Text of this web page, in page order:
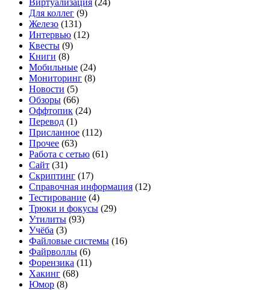
Для коллег (9)
Железо (131)
Интервью (12)
Квесты (9)
Книги (8)
Мобильные (24)
Мониторинг (8)
Новости (5)
Обзоры (66)
Оффтопик (24)
Перевод (1)
Присланное (112)
Прочее (63)
Работа с сетью (61)
Сайт (31)
Скриптинг (17)
Справочная информация (12)
Тестирование (4)
Трюки и фокусы (29)
Утилиты (93)
Учёба (3)
Файловые системы (16)
Файрволлы (6)
Форензика (11)
Хакинг (68)
Юмор (8)